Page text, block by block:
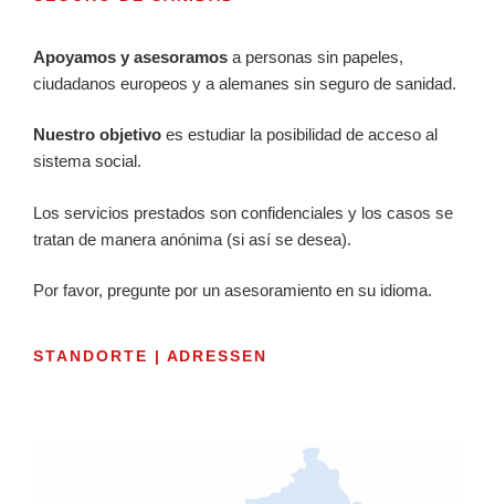
Apoyamos y asesoramos a personas sin papeles,
ciudadanos europeos y a alemanes sin seguro de sanidad.
Nuestro objetivo es estudiar la posibilidad de acceso al
sistema social.
Los servicios prestados son confidenciales y los casos se
tratan de manera anónima (si así se desea).
Por favor, pregunte por un asesoramiento en su idioma.
STANDORTE | ADRESSEN